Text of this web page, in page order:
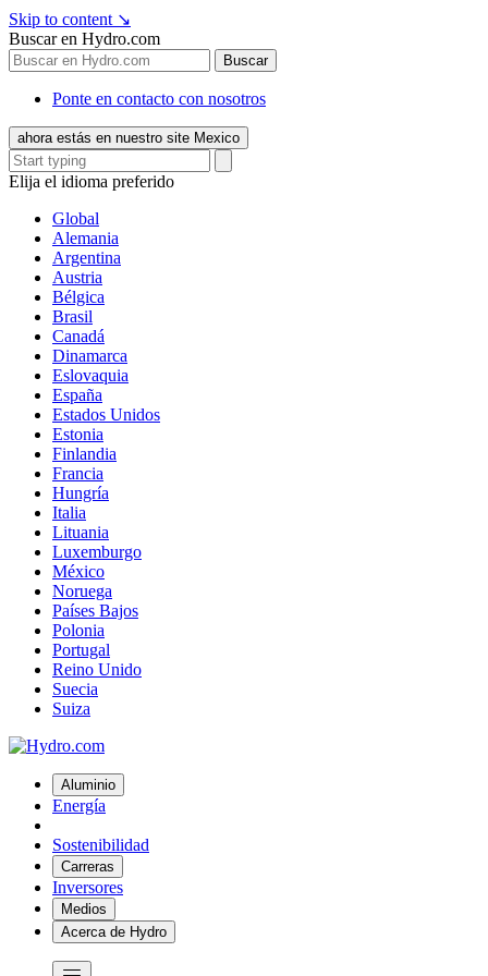
Skip to content ↘
Buscar en Hydro.com
Buscar
Ponte en contacto con nosotros
ahora estás en nuestro site Mexico
Elija el idioma preferido
Global
Alemania
Argentina
Austria
Bélgica
Brasil
Canadá
Dinamarca
Eslovaquia
España
Estados Unidos
Estonia
Finlandia
Francia
Hungría
Italia
Lituania
Luxemburgo
México
Noruega
Países Bajos
Polonia
Portugal
Reino Unido
Suecia
Suiza
Aluminio
Energía
Sostenibilidad
Carreras
Inversores
Medios
Acerca de Hydro